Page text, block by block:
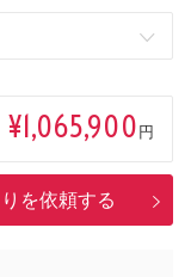
¥1,065,900円
を依頼する